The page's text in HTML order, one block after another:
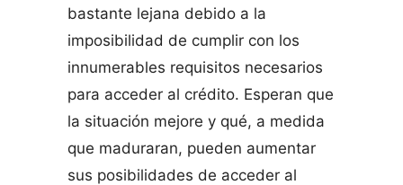
bastante lejana debido a la
imposibilidad de cumplir con los
innumerables requisitos necesarios
para acceder al crédito. Esperan que
la situación mejore y qué, a medida
que maduraran, pueden aumentar
sus posibilidades de acceder al